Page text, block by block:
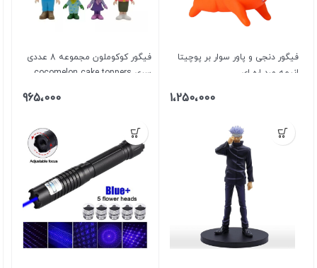
فیگور دنجی و پاور سوار بر پوچیتا
انیمه مرد اره ای
1،250،000
فیگور کوکوملون مجموعه 8 عددی
سری cocomelon cake toppers
965،000